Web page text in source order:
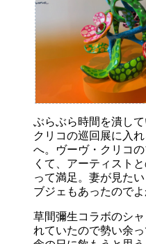
ぶらぶら時間を潰し
クリコの巡回展に入
へ。ヴーヴ・クリコ
くて、アーティスト
って満足。妻が見た
ブジェもあったのでよ
草間彌生コラボのシ
れていたので勢い余